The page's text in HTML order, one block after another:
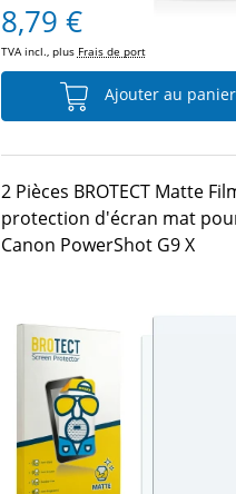
8,79 €
TVA incl., plus Frais de port
Ajouter au panier
2 Pièces BROTECT Matte
protection d'écran mat
Canon PowerShot G9 X